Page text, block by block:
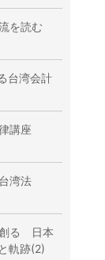
を読む
台湾会計
講座
湾法
る 日本
軌跡(2)